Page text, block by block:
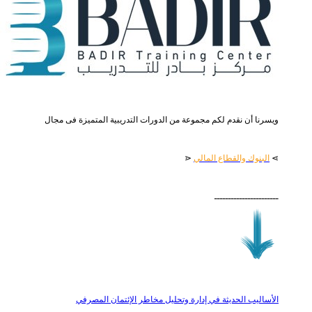
ويسرنا أن نقدم لكم مجموعة من الدورات التدريبية المتميزة فى مجال
⋗ البنوك والقطاع المالي ⋖
الأساليب الحديثة في إدارة وتحليل مخاطر الإئتمان المصرفي